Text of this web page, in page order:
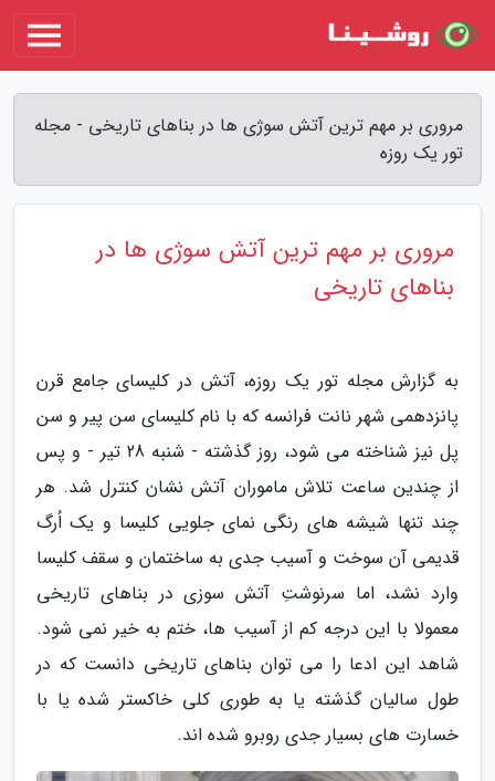
مروری بر مهم ترین آتش سوژی ها در بناهای تاریخی - مجله
تور یک روزه
مروری بر مهم ترین آتش سوژی ها در
بناهای تاریخی
به گزارش مجله تور یک روزه، آتش در کلیسای جامع قرن
پانزدهمی شهر نانت فرانسه که با نام کلیسای سن پیر و سن
پل نیز شناخته می شود، روز گذشته - شنبه 28 تیر - و پس
از چندین ساعت تلاش ماموران آتش نشان کنترل شد. هر
چند تنها شیشه های رنگی نمای جلویی کلیسا و یک اُرگ
قدیمی آن سوخت و آسیب جدی به ساختمان و سقف کلیسا
وارد نشد، اما سرنوشتِ آتش سوزی در بناهای تاریخی
معمولا با این درجه کم از آسیب ها، ختم به خیر نمی شود.
شاهد این ادعا را می توان بناهای تاریخی دانست که در
طول سالیان گذشته یا به طوری کلی خاکستر شده یا با
خسارت های بسیار جدی روبرو شده اند.